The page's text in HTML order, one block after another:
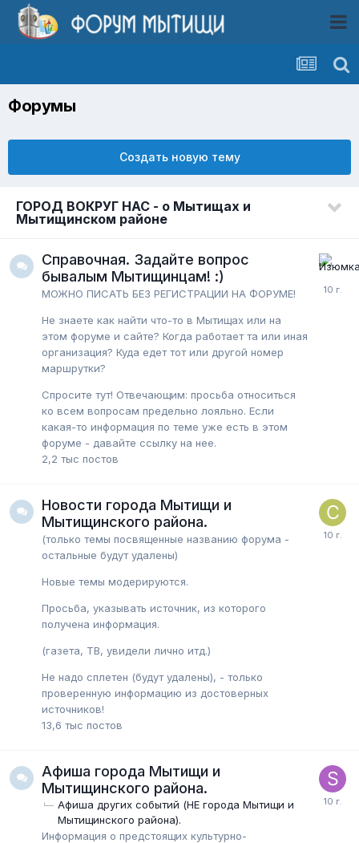
Форумы
Создать новую тему
ГОРОД ВОКРУГ НАС - о Мытищах и
Мытищинском районе
Справочная. Задайте вопрос
бывалым Мытищинцам! :)
МОЖНО ПИСАТЬ БЕЗ РЕГИСТРАЦИИ НА ФОРУМЕ!
Не знаете как найти что-то в Мытищах или на
этом форуме и сайте? Когда работает та или иная
организация? Куда едет тот или другой номер
маршрутки?
Спросите тут! Отвечающим: просьба относиться
ко всем вопросам предельно лояльно. Если
какая-то информация по теме уже есть в этом
форуме - давайте ссылку на нее.
2,2 тыс постов
Новости города Мытищи и
Мытищинского района.
(только темы посвященные названию форума -
остальные будут удалены)
Новые темы модерируются.
Просьба, указывать источник, из которого
получена информация.
(газета, ТВ, увидели лично итд.)
Не надо сплетен (будут удалены), - только
проверенную информацию из достоверных
источников!
13,6 тыс постов
Афиша города Мытищи и
Мытищинского района.
Афиша других событий (НЕ города Мытищи и
Мытищинского района).
Информация о предстоящих культурно-